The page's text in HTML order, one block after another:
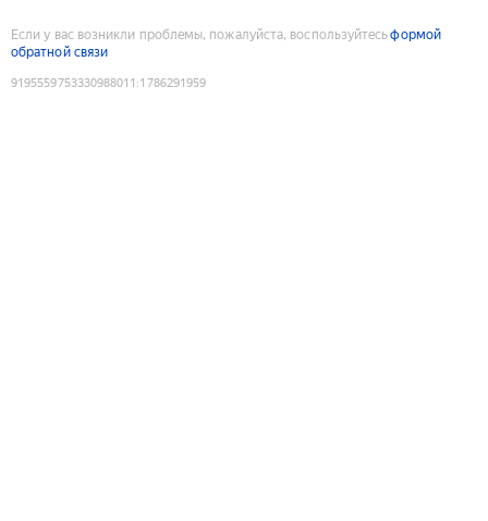
Если у вас возникли проблемы, пожалуйста, воспользуйтесьформой
обратной связи
9195559753330988011 :1786291959